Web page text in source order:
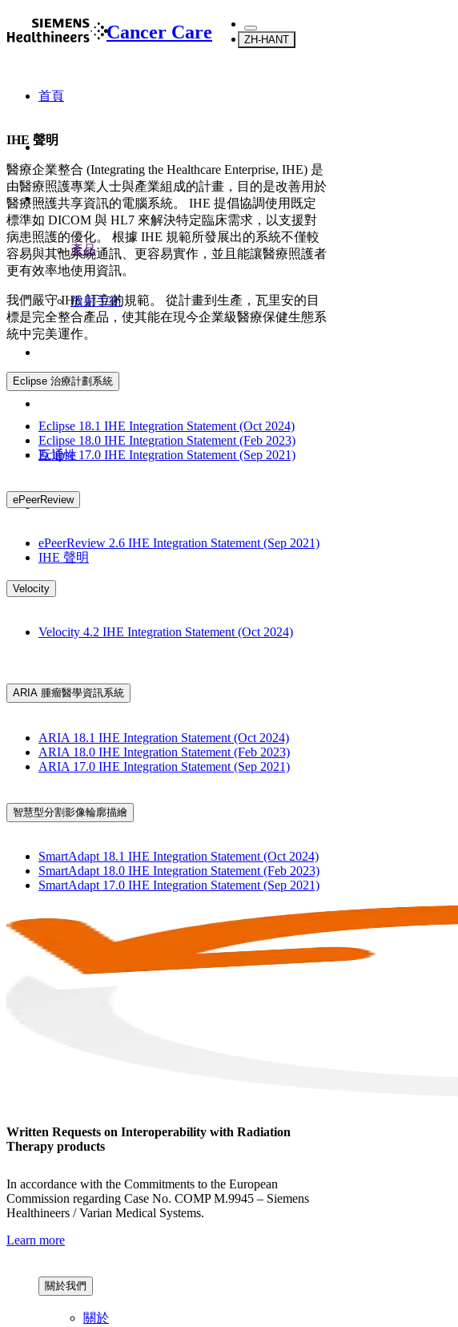
Cancer Care ZH-HANT
首頁
...
產品
放射手術
互通性
IHE 聲明
IHE 聲明
醫療企業整合 (Integrating the Healthcare Enterprise, IHE) 是
由醫療照護專業人士與產業組成的計畫，目的是改善用於
醫療照護共享資訊的電腦系統。 IHE 提倡協調使用既定
標準如 DICOM 與 HL7 來解決特定臨床需求，以支援對
病患照護的優化。 根據 IHE 規範所發展出的系統不僅較
容易與其他系統通訊、更容易實作，並且能讓醫療照護者
更有效率地使用資訊。
我們嚴守 IHE 訂立的規範。 從計畫到生產，瓦里安的目
標是完全整合產品，使其能在現今企業級醫療保健生態系
統中完美運作。
Eclipse 治療計劃系統
Eclipse 18.1 IHE Integration Statement (Oct 2024)
Eclipse 18.0 IHE Integration Statement (Feb 2023)
Eclipse 17.0 IHE Integration Statement (Sep 2021)
ePeerReview
ePeerReview 2.6 IHE Integration Statement (Sep 2021)
Velocity
Velocity 4.2 IHE Integration Statement (Oct 2024)
ARIA 腫瘤醫學資訊系統
ARIA 18.1 IHE Integration Statement (Oct 2024)
ARIA 18.0 IHE Integration Statement (Feb 2023)
ARIA 17.0 IHE Integration Statement (Sep 2021)
智慧型分割影像輪廓描繪
SmartAdapt 18.1 IHE Integration Statement (Oct 2024)
SmartAdapt 18.0 IHE Integration Statement (Feb 2023)
SmartAdapt 17.0 IHE Integration Statement (Sep 2021)
Written Requests on Interoperability with Radiation
Therapy products
In accordance with the Commitments to the European
Commission regarding Case No. COMP M.9945 – Siemens
Healthineers / Varian Medical Systems.
Learn more
關於我們
關於